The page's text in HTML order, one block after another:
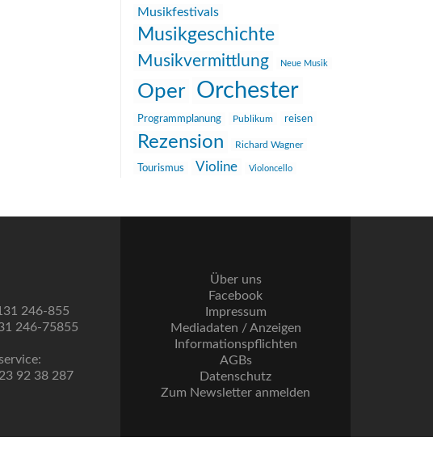
Musikfestivals
Musikgeschichte
Musikvermittlung Neue Musik
Oper Orchester
Programmplanung Publikum reisen
Rezension Richard Wagner
Tourismus Violine Violoncello
246-855
246-75855
92 38 287
Über uns
Facebook
Impressum
Mediadaten / Anzeigen
Informationspflichten
AGBs
Datenschutz
Zum Newsletter anmelden